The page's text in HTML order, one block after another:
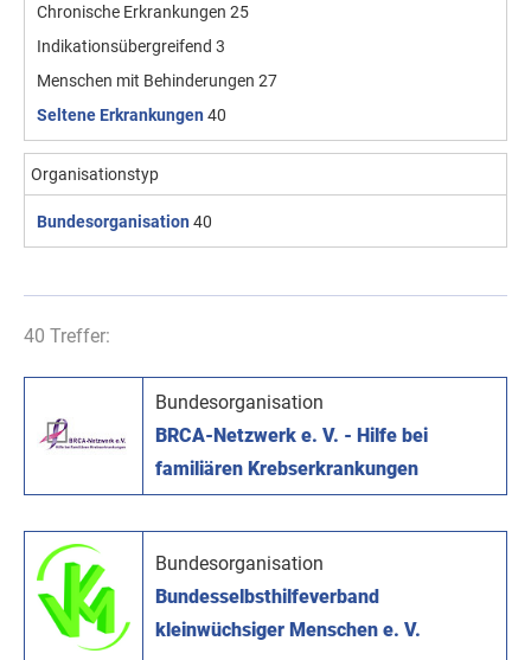
Chronische Erkrankungen 25
Indikationsübergreifend 3
Menschen mit Behinderungen 27
Seltene Erkrankungen 40
Organisationstyp
Bundesorganisation 40
40 Treffer:
Bundesorganisation
BRCA-Netzwerk e. V. - Hilfe bei
familiären Krebserkrankungen
Bundesorganisation
Bundesselbsthilfeverband
kleinwüchsiger Menschen e. V.